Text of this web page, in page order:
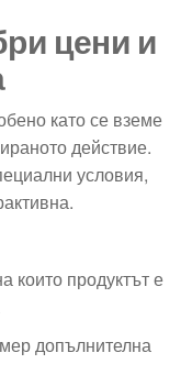
цени и
като се вземе
действие.
условия,
които продуктът е
допълнителна